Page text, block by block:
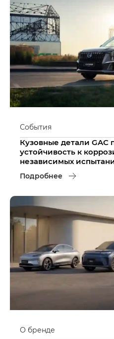
События
Кузовные детали
устойчивость к
независимых
Подробнее
О бренде